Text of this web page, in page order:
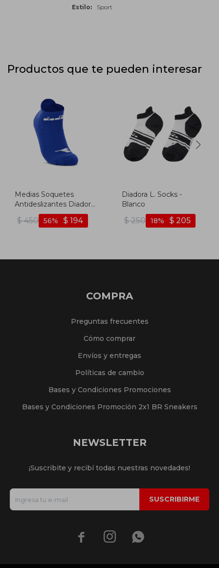
Estilo Sport
Productos que te pueden interesar
Medias Soquetes
Antideslizantes Diadora
Pronto Ii - Royal
$ 450 $ 194
56
Diadora L. Socks -
Blanco
$ 250 $ 205
18
COMPRA
Preguntas frecuentes
Cómo comprar
Envíos y entregas
Políticas de cambio
Bases y Condiciones Promociones
Bases y Condiciones Promoción 2x1 BR Sneakers
NEWSLETTER
¡Suscribite y recibí todas nuestras novedades!
SUSCRIBIRME
  